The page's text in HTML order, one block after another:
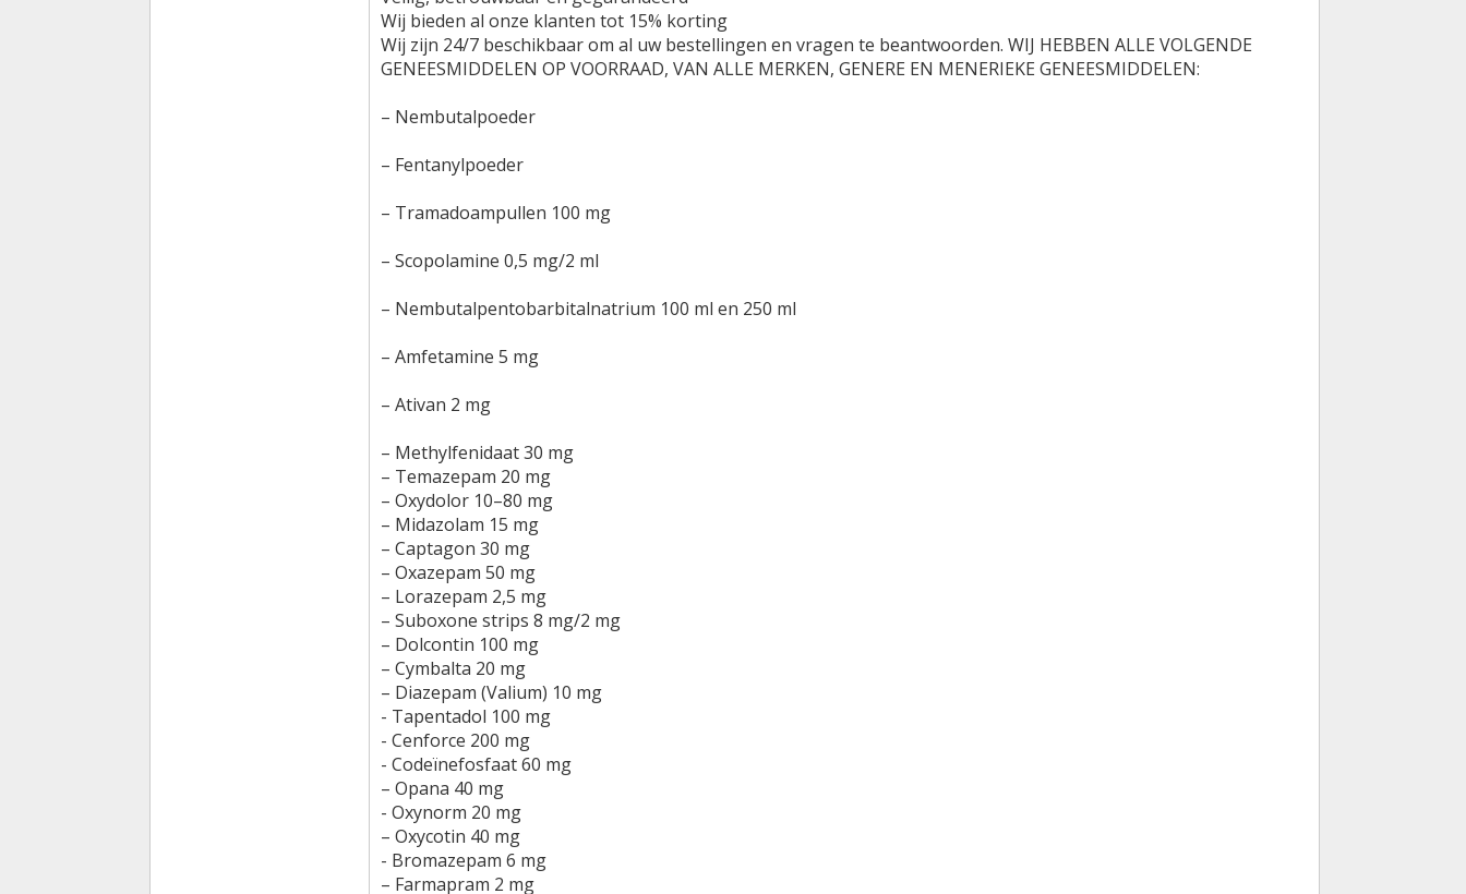
Wij bieden al onze klanten tot 15% korting
Wij zijn 24/7 beschikbaar om al uw bestellingen en vragen te beantwoorden. WIJ HEBBEN ALLE VOLGENDE
GENEESMIDDELEN OP VOORRAAD, VAN ALLE MERKEN, GENERE EN MENERIEKE GENEESMIDDELEN:
– Nembutalpoeder
– Fentanylpoeder
– Tramadoampullen 100 mg
– Scopolamine 0,5 mg/2 ml
– Nembutalpentobarbitalnatrium 100 ml en 250 ml
– Amfetamine 5 mg
– Ativan 2 mg
– Methylfenidaat 30 mg
– Temazepam 20 mg
– Oxydolor 10–80 mg
– Midazolam 15 mg
– Captagon 30 mg
– Oxazepam 50 mg
– Lorazepam 2,5 mg
– Suboxone strips 8 mg/2 mg
– Dolcontin 100 mg
– Cymbalta 20 mg
– Diazepam (Valium) 10 mg
- Tapentadol 100 mg
- Cenforce 200 mg
- Codeïnefosfaat 60 mg
– Opana 40 mg
- Oxynorm 20 mg
– Oxycotin 40 mg
- Bromazepam 6 mg
– Farmapram 2 mg